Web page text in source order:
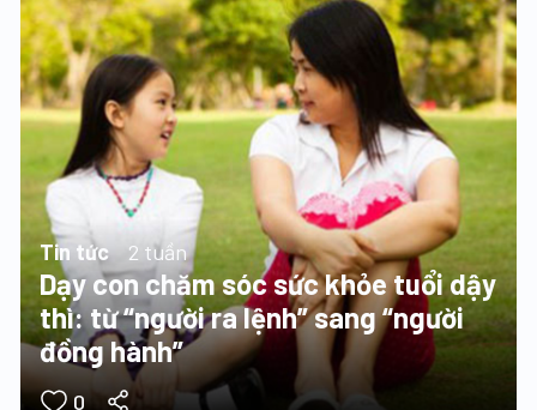
Tin tức 2 tuần
Dạy con chăm sóc sức khỏe tuổi dậy
thì: từ “người ra lệnh” sang “người
đồng hành”
0